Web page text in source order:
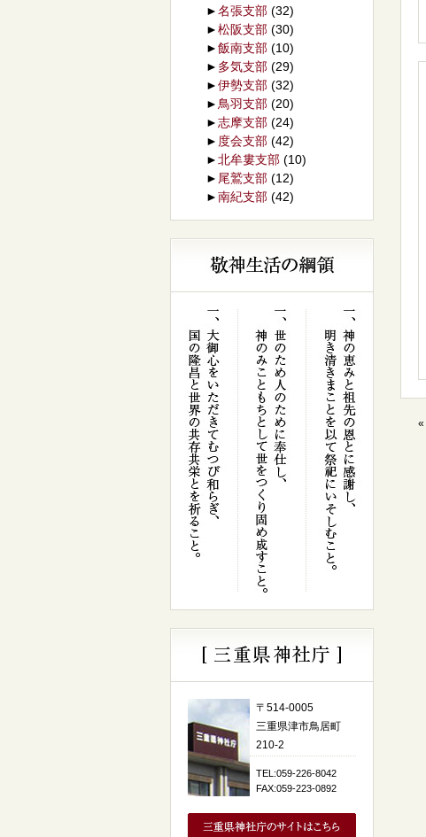
«
►名張支部 (32)
►松阪支部 (30)
►飯南支部 (10)
► 多気支部 (29)
►伊勢支部 (32)
► 鳥羽支部 (20)
►志摩支部 (24)
► 度会支部 (42)
►北牟婁支部 (10)
► 尾鷲支部 (12)
►南紀支部 (42)
〒514-0005
三重県津市鳥居町
210-2
TEL:059-226-8042
FAX:059-223-0892